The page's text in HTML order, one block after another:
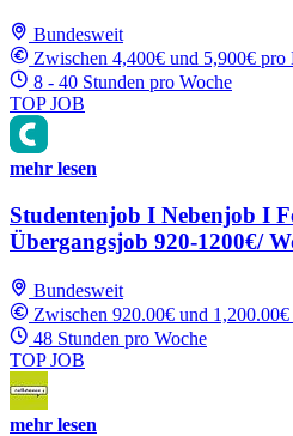
Bundesweit
Zwischen 4,400€ und 5,900€ pro
8 - 40 Stunden pro Woche
TOP JOB
mehr lesen
Studentenjob I Nebenjob I
Übergangsjob 920-1200€/
Bundesweit
Zwischen 920.00€ und
48 Stunden pro Woche
TOP JOB
mehr lesen